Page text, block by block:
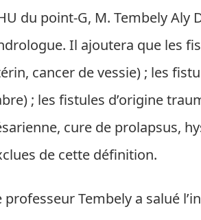
du point-G, M. Tembely
Il ajoutera que les
cancer de vessie) ; les
; les fistules d’origine
cure de prolapsus,
de cette définition.
professeur Tembely a salué